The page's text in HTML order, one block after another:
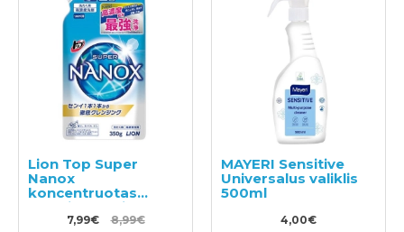
Lion Top Super
Nanox
koncentruotas
skalbimo gelis,
užpildas 350g
7,99€ 8,99€
MAYERI Sensitive
Universalus valiklis
500ml
4,00€